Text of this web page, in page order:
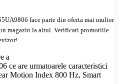
face parte din oferta mai multor
magazin la altul . Verificati promotiile
a
ce are urmatoarele caracteristici
Motion Index 800 Hz, Smart